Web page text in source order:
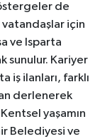
de
vatandaşlar için
ve Isparta
sunulur. Kariyer
iş ilanları, farklı
derlenerek
yaşamın
Belediyesi ve